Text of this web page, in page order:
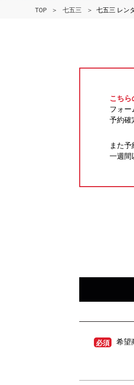
TOP 七五三 七五三 レン
こちら
フォー
予約確
また
一週間
必須 希望